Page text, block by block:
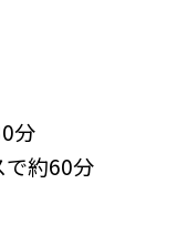
分
で約60分